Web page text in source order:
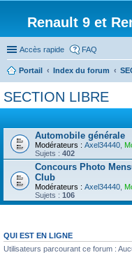
Renault 9 et
Accès rapide FAQ
Portail Index du forum
SECTION LIBRE
Automobile générale
Modérateurs : Axel34440
Sujets : 402
Concours Photo
Club
Modérateurs : Axel34440
Sujets : 106
QUI EST EN LIGNE
Utilisateurs parcourant ce forum :